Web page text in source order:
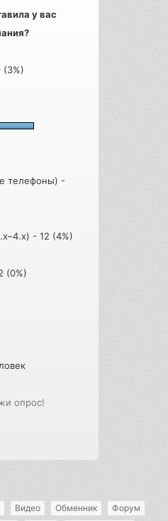
у вас
(3%)
телефоны) -
- 12 (4%)
(0%)
опрос!
Видео Обменник Форум